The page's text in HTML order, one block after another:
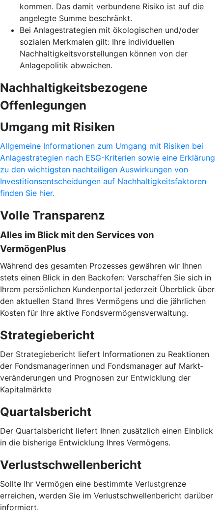
kommen. Das damit verbundene Risiko ist auf die
angelegte Summe beschränkt.
Bei Anlagestrategien mit ökologischen und/oder
sozialen Merkmalen gilt: Ihre individuellen
Nachhaltigkeitsvorstellungen können von der
Anlagepolitik abweichen.
Nachhaltigkeitsbezogene
Offenlegungen
Umgang mit Risiken
Allgemeine Informationen zum Umgang mit Risiken bei
Anlagestrategien nach ESG-Kriterien sowie eine Erklärung
zu den wichtigsten nachteiligen Auswirkungen von
Investitionsentscheidungen auf Nachhaltigkeitsfaktoren
finden Sie hier.
Volle Transparenz
Alles im Blick mit den Services von
VermögenPlus
Während des gesamten Prozesses gewähren wir Ihnen
stets einen Blick in den Backofen: Verschaffen Sie sich in
Ihrem persönlichen Kundenportal jederzeit Überblick über
den aktuellen Stand Ihres Vermögens und die jährlichen
Kosten für Ihre aktive Fondsvermögensverwaltung.
Strategiebericht
Der Strategiebericht liefert Informationen zu Reaktionen
der Fondsmanagerinnen und Fondsmanager auf Markt­
veränderungen und Prognosen zur Entwicklung der
Kapitalmärkte
Quartalsbericht
Der Quartalsbericht liefert Ihnen zusätzlich einen Einblick
in die bisherige Entwicklung Ihres Vermögens.
Verlustschwellenbericht
Sollte Ihr Vermögen eine bestimmte Verlustgrenze
erreichen, werden Sie im Verlustschwellenbericht darüber
informiert.